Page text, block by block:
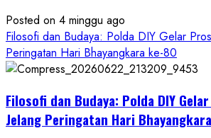
Posted on 4 minggu ago
Filosofi dan Budaya: Polda DIY Gelar
Peringatan Hari Bhayangkara ke-80
Filosofi dan Budaya: Polda DIY
Jelang Peringatan Hari